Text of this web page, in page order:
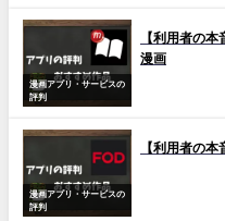
漫画アプリ・サービスの
評判
【利用者の
漫画
漫画アプリ・サービスの
評判
【利用者の